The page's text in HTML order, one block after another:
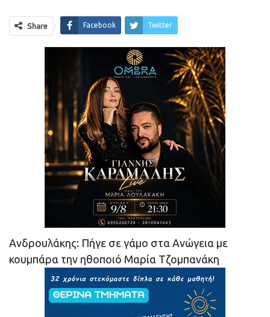
Share Facebook Twitter
Ανδρουλάκης: Πήγε σε γάμο στα Ανώγεια με
κουμπάρα την ηθοποιό Μαρία Τζομπανάκη